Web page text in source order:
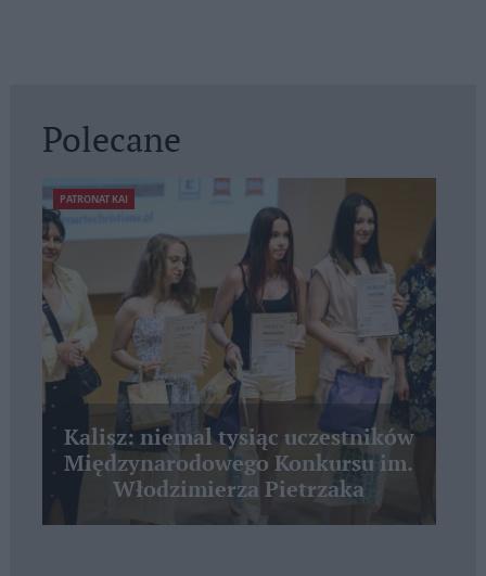
Polecane
PATRONAT KAI
Kalisz: niemal tysiąc uczestników
Międzynarodowego Konkursu im.
Włodzimierza Pietrzaka